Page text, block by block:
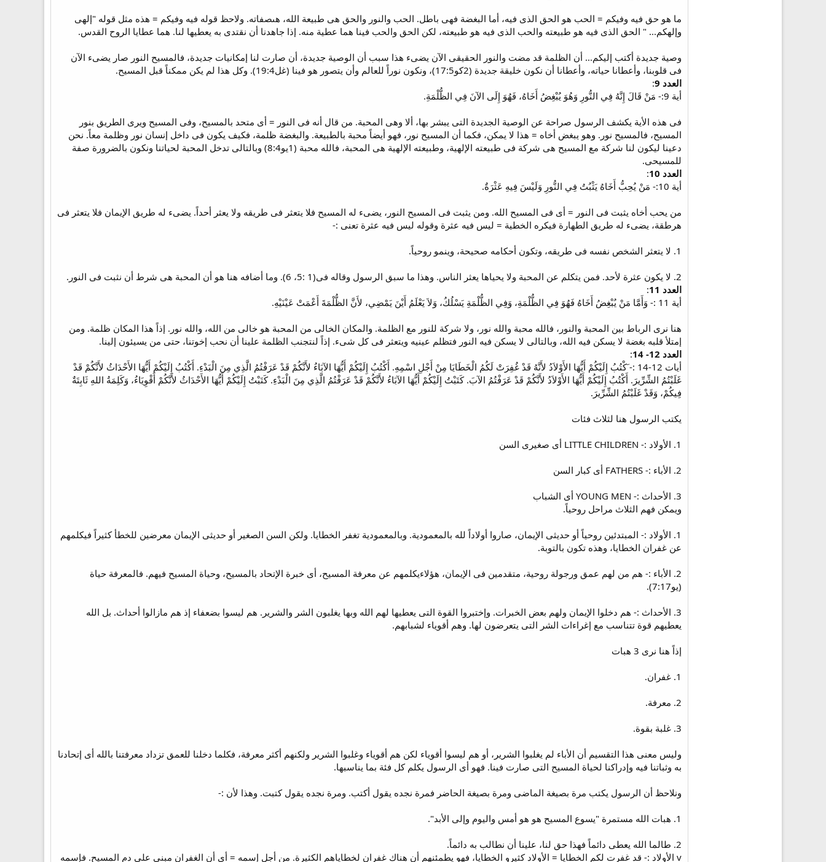
ما هو حق فيه وفيكم = الحب هو الحق الذى فيه، أما البغضة فهى باطل. الحب والنور والحق هى طبيعة الله، هىصفاته. ولاحظ قوله فيه وفيكم = هذه مثل قوله "إلهى
وإلهكم... " الحق الذى فيه هو طبيعته والحب الذى فيه هو طبيعته، لكن الحق والحب فينا هما عطية منه. إذا جاهدنا أن نقتدى به يعطيها لنا. هما عطايا الروح القدس.
وصية جديدة أكتب إليكم... أن الظلمة قد مضت والنور الحقيقى الآن يضىء هذا سبب أن الوصية جديدة، أن صارت لنا إمكانيات جديدة، فالمسيح النور صار يضىء الآن
فى قلوبنا، وأعطانا حياته، وأعطانا أن نكون خليقة جديدة (2كو17:5)، ونكون نوراً للعالم وأن يتصور هو فينا (غل19:4). وكل هذا لم يكن ممكناً قبل المسيح.
العدد 9
:
أية 9:- مَنْ قَالَ إِنَّهُ فِي النُّورِ وَهُوَ يُبْغِضُ أَخَاهُ، فَهُوَ إِلَى الآنَ فِي الظُّلْمَةِ.
فى هذه الأية يكشف الرسول صراحة عن الوصية الجديدة التى يبشر بها، ألا وهى المحبة. من قال أنه فى النور = أى متحد بالمسيح، وفى المسيح ويرى الطريق بنور
المسيح، فالمسيح نور. وهو يبغض أخاه = هذا لا يمكن، فكما أن المسيح نور، فهو أيضاً محبة بالطبيعة. والبغضة ظلمة، فكيف يكون فى داخل إنسان نور وظلمة معاً. نحن
دعينا ليكون لنا شركة مع المسيح هى شركة فى طبيعته الإلهية، وطبيعته الإلهية هى المحبة، فالله محبة (1يو8:4) وبالتالى تدخل المحبة لحياتنا ونكون بالضرورة صفة
للمسيحى.
العدد 10
:
أية 10:- مَنْ يُحِبُّ أَخَاهُ يَثْبُتُ فِي النُّورِ وَلَيْسَ فِيهِ عَثْرَةٌ.
من يحب أخاه يثبت فى النور = أى فى المسيح الله. ومن يثبت فى المسيح النور، يضىء له المسيح فلا يتعثر فى طريقه ولا يعثر أحداً. يضىء له طريق الإيمان فلا يتعثر فى
هرطقة، يضىء له طريق الطهارة فيكره الخطية = ليس فيه عثرة وقوله ليس فيه عثرة تعنى :-
1. لا يتعثر الشخص نفسه فى طريقه، وتكون أحكامه صحيحة، وينمو روحياً.
2. لا يكون عثرة لأحد. فمن يتكلم عن المحبة ولا يحياها يعثر الناس. وهذا ما سبق الرسول وقاله فى(1 :5، 6). وما أضافه هنا هو أن المحبة هى شرط أن نثبت فى النور.
العدد 11
:
أية 11 :- وَأَمَّا مَنْ يُبْغِضُ أَخَاهُ فَهُوَ فِي الظُّلْمَةِ، وَفِي الظُّلْمَةِ يَسْلُكُ، وَلاَ يَعْلَمُ أَيْنَ يَمْضِي، لأَنَّ الظُّلْمَةَ أَعْمَتْ عَيْنَيْهِ.
هنا نرى الرباط بين المحبة والنور، فالله محبة والله نور، ولا شركة للنور مع الظلمة. والمكان الخالى من المحبة هو خالى من الله، والله نور. إذاً هذا المكان ظلمة. ومن
إمتلأ قلبه بغضة لا يسكن فيه الله، وبالتالى لا يسكن فيه النور فتظلم عينيه ويتعثر فى كل شىء. إذاً لنتجنب الظلمة علينا أن نحب إخوتنا، حتى من يسيئون إلينا.
العدد 12- 14
:
أيات 12-14 :- َكْتُبُ إِلَيْكُمْ أَيُّهَا الأَوْلاَدُ لأَنَّهُ قَدْ غُفِرَتْ لَكُمُ الْخَطَايَا مِنْ أَجْلِ اسْمِهِ. أَكْتُبُ إِلَيْكُمْ أَيُّهَا الآبَاءُ لأَنَّكُمْ قَدْ عَرَفْتُمُ الَّذِي مِنَ الْبَدْءِ. أَكْتُبُ إِلَيْكُمْ أَيُّهَا الأَحْدَاثُ لأَنَّكُمْ قَدْ
غَلَبْتُمُ الشِّرِّيرَ. أَكْتُبُ إِلَيْكُمْ أَيُّهَا الأَوْلاَدُ لأَنَّكُمْ قَدْ عَرَفْتُمُ الآبَ. كَتَبْتُ إِلَيْكُمْ أَيُّهَا الآبَاءُ لأَنَّكُمْ قَدْ عَرَفْتُمُ الَّذِي مِنَ الْبَدْءِ. كَتَبْتُ إِلَيْكُمْ أَيُّهَا الأَحْدَاثُ لأَنَّكُمْ أَقْوِيَاءُ، وَكَلِمَةُ اللهِ ثَابِتَةٌ
فِيكُمْ، وَقَدْ غَلَبْتُمُ الشِّرِّيرَ.
يكتب الرسول هنا لثلاث فئات
1. الأولاد :- LITTLE CHILDREN أى صغيرى السن
2. الأباء :- FATHERS أى كبار السن
3. الأحداث :- YOUNG MEN أى الشباب
ويمكن فهم الثلاث مراحل روحياً.
1. الأولاد :- المبتدئين روحياً أو حديثى الإيمان، صاروا أولاداً لله بالمعمودية. وبالمعمودية تغفر الخطايا. ولكن السن الصغير أو حديثى الإيمان معرضين للخطأ كثيراً فيكلمهم
عن غفران الخطايا، وهذه تكون بالتوبة.
2. الأباء :- هم من لهم عمق ورجولة روحية، متقدمين فى الإيمان، هؤلاءيكلمهم عن معرفة المسيح، أى خبرة الإتحاد بالمسيح، وحياة المسيح فيهم. فالمعرفة حياة
(يو7:17).
3. الأحداث :- هم دخلوا الإيمان ولهم بعض الخبرات. وإختبروا القوة التى يعطيها لهم الله وبها يغلبون الشر والشرير. هم ليسوا بضعفاء إذ هم مازالوا أحداث. بل الله
يعطيهم قوة تتناسب مع إغراءات الشر التى يتعرضون لها. وهم أقوياء لشبابهم.
إذاً هنا نرى 3 هبات
1. غفران.
2. معرفة.
3. غلبة بقوة.
وليس معنى هذا التقسيم أن الأباء لم يغلبوا الشرير، أو هم ليسوا أقوياء لكن هم أقوياء وغلبوا الشرير ولكنهم أكثر معرفة، فكلما دخلنا للعمق تزداد معرفتنا بالله أى إتحادنا
به وثباتنا فيه وإدراكنا لحياة المسيح التى صارت فينا. فهو أى الرسول يكلم كل فئة بما يناسبها.
ونلاحظ أن الرسول يكتب مرة بصيغة الماضى ومرة بصيغة الحاضر فمرة نجده يقول أكتب. ومرة نجده يقول كتبت. وهذا لأن :-
1. هبات الله مستمرة "يسوع المسيح هو هو أمس واليوم وإلى الأبد".
2. طالما الله يعطى دائماً فهذا حق لنا، علينا أن نطالب به دائماً.
v الأولاد :- قد غفرت لكم الخطايا = الأولاد كثيرو الخطايا، فهو يطمئنهم أن هناك غفران لخطاياهم الكثيرة. من أجل إسمه = أى أن الغفران مبنى على دم المسيح. فإسمه